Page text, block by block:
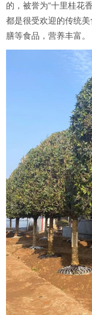
的，被誉为“十里桂花
都是很受欢迎的传统
膳等食品，营养丰富。